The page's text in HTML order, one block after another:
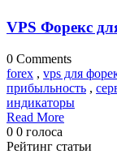
VPS Форекс
0 Comments
forex , vps для
прибыльность ,
индикаторы
Read More
0 0 голоса
Рейтинг статьи